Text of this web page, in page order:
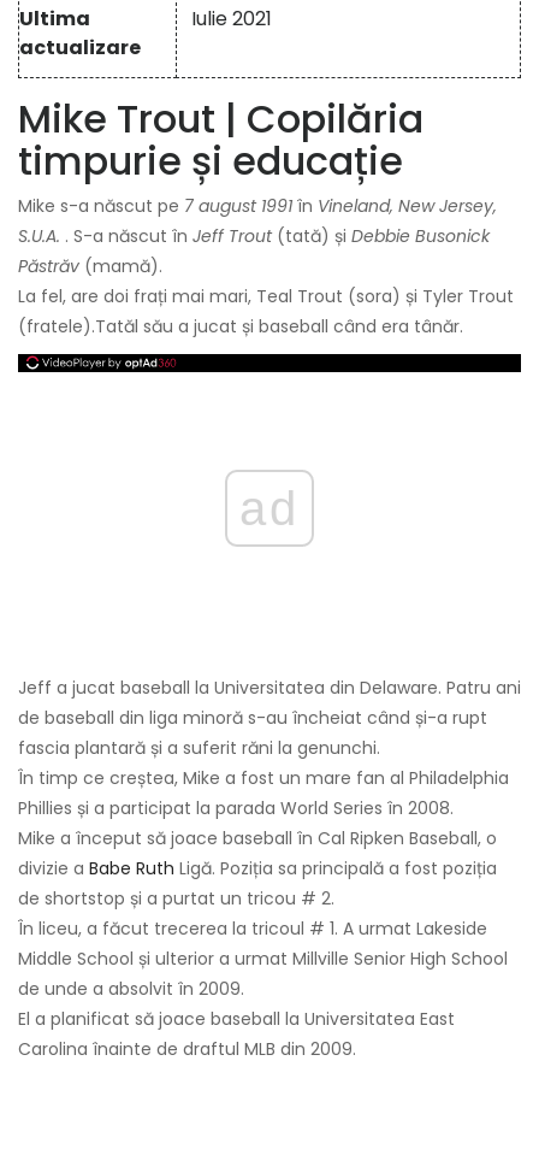
Ultima
actualizare
Iulie 2021
Mike Trout | Copilăria
timpurie și educație
Mike s-a născut pe 7 august 1991 în Vineland, New Jersey,
S.U.A. . S-a născut în Jeff Trout(tată) și Debbie Busonick
Păstrăv (mamă).
La fel, are doi frați mai mari, Teal Trout (sora) și Tyler Trout
(fratele).Tatăl său a jucat și baseball când era tânăr.
ad
Jeff a jucat baseball la Universitatea din Delaware. Patru ani
de baseball din liga minoră s-au încheiat când și-a rupt
fascia plantară și a suferit răni la genunchi.
În timp ce creștea, Mike a fost un mare fan al Philadelphia
Phillies și a participat la parada World Series în 2008.
Mike a început să joace baseball în Cal Ripken Baseball, o
divizie a Babe Ruth Ligă. Poziția sa principală a fost poziția
de shortstop și a purtat un tricou # 2.
În liceu, a făcut trecerea la tricoul # 1. A urmat Lakeside
Middle School și ulterior a urmat Millville Senior High School
de unde a absolvit în 2009.
El a planificat să joace baseball la Universitatea East
Carolina înainte de draftul MLB din 2009.